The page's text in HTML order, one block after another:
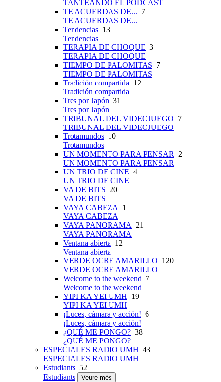
TANTEANDO EL PÓDCAST
TE ACUERDAS DE... 7
TE ACUERDAS DE...
Tendencias 13
Tendencias
TERAPIA DE CHOQUE 3
TERAPIA DE CHOQUE
TIEMPO DE PALOMITAS 7
TIEMPO DE PALOMITAS
Tradición compartida 12
Tradición compartida
Tres por Japón 31
Tres por Japón
TRIBUNAL DEL VIDEOJUEGO 7
TRIBUNAL DEL VIDEOJUEGO
Trotamundos 10
Trotamundos
UN MOMENTO PARA PENSAR
2
UN MOMENTO PARA PENSAR
UN TRIO DE CINE 4
UN TRIO DE CINE
VA DE BITS 20
VA DE BITS
VAYA CABEZA
1
VAYA CABEZA
VAYA PANORAMA
21
VAYA PANORAMA
Ventana abierta 12
Ventana abierta
VERDE OCRE AMARILLO 120
VERDE OCRE AMARILLO
Welcome to the weekend 7
Welcome to the weekend
YIPI KA YEI UMH 19
YIPI KA YEI UMH
¡Luces, cámara y acción! 6
¡Luces, cámara y acción!
¿QUÉ ME PONGO? 38
¿QUÉ ME PONGO?
ESPECIALES RADIO UMH 43
ESPECIALES RADIO UMH
Estudiants 52
Estudiants
Veure més